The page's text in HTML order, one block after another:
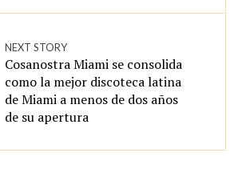
NEXT STORY
Cosanostra Miami se consolida
como la mejor discoteca latina
de Miami a menos de dos años
de su apertura